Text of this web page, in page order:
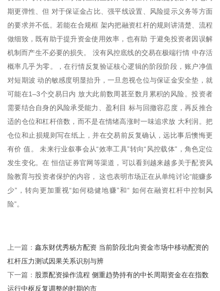
期更弹性、但 对于保证金占比、强平线设置、风险提示义务等方面
的要求并不低。若能在合规框 架内把融资杠杆的规则讲清楚、流程
做细致，既有助于提升资金使用效率，也有助 于避免投资者因误解
机制而产生不必要的损失。 没有风控底线的交易在极端行情 中存活
概率几乎为零。，在行情反复验证核心逻辑的阶段阶段，账户净值
对短期波 动的敏感度明显抬升，一旦忽视仓位与保证金安全垫，就
可能在1–3个交易日内 放大此前数周甚至数月累积的风险。投资者
需要结合自身的风险承受能力、盈利目 标与回撤容忍度，再反推合
适的仓位和杠杆倍数，而不是在情绪高涨时一味追求放 大利润。把
仓位和止损规则写在纸上，并在交易前反复确认，远比事后懊悔更
有价 值。 未来行业叙事会从“效率工具”转向“风控载体”，角色定位
发生变化。在 恒信证券官网等渠道，可以看到越来越多关于配资风
险教育与投资者保护的内容， 这也表明市场正在从单纯讨论“能赚多
少”，转向更加重视“如何稳健地赚”和“ 如何在融资杠杆中控制风
险”。
上一篇： 鑫东财优秀杨方配资 当前阶段北向资金市场中移动配资的
杠杆压力测试因果关系识别与辨
下一篇： 股票配资操作流程 侧重趋势持有的中长周期资金在在指数
运行中枢反复调整的时期的市